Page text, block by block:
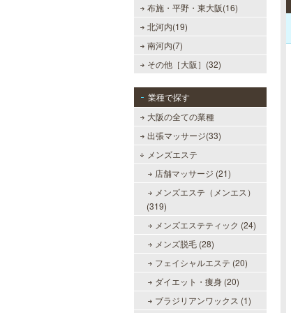
布施・平野・東大阪(16)
北河内(19)
南河内(7)
その他［大阪］(32)
業種で探す
大阪の全ての業種
出張マッサージ(33)
メンズエステ
店舗マッサージ (21)
メンズエステ（メンエス）
(319)
メンズエステティック (24)
メンズ脱毛 (28)
フェイシャルエステ (20)
ダイエット・痩身 (20)
ブラジリアンワックス (1)
れた美魔女による究極の癒しをご堪
能ください。
当たりSPA 日本橋店
ご利用して頂く為に無料専用駐車場
を完備しております。★完全個室★
お客様に『当たり』と思ってもらえ
る様ルックス、施術レベルを極めた
セラピストがマッサージをご提供致
します。